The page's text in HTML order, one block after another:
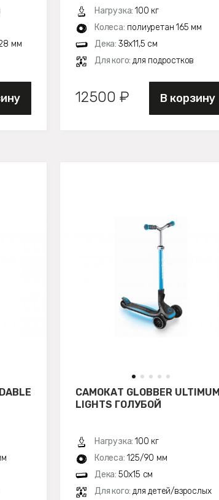
мм
Нагрузка: 100 кг
Колеса: полиуретан 165 мм
Дека: 38x11,5 см
Для кого: для подростков
12500 ₽ В корзину
САМОКАТ GLOBBER ULTIMUM
LIGHTS ГОЛУБОЙ
Нагрузка: 100 кг
Колеса: 125/90 мм
Дека: 50х15 см
Для кого: для детей/взрослых